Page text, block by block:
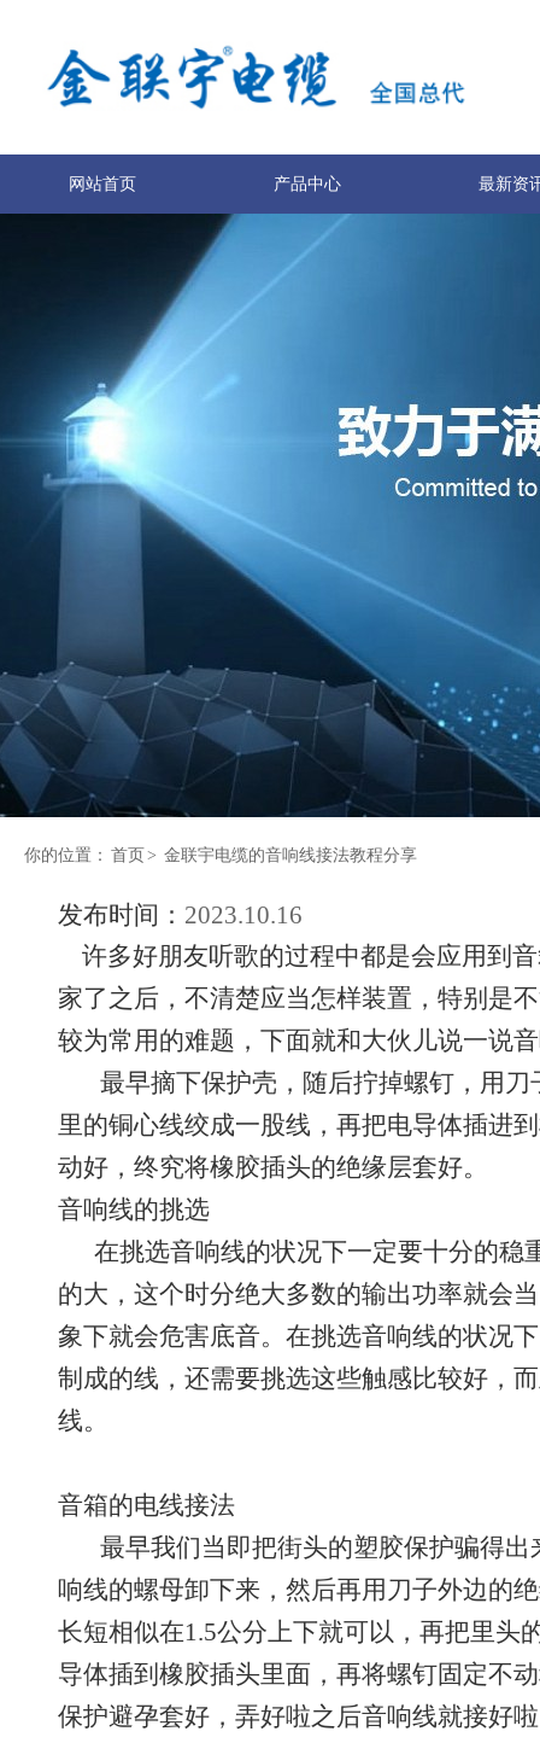
网站首页 产品中心 最新资
联系我们
你的位置： 首页 > 金联宇电缆的音响线接法教程分享
发布时间： 2023.10.16
许多好朋友听歌的过程中都是会应用到
家了之后，不清楚应当怎样装置，特别是
较为常用的难题，下面就和大伙儿说一说
最早摘下保护壳，随后拧掉螺钉，用刀
里的铜心线绞成一股线，再把电导体插进
动好，终究将橡胶插头的绝缘层套好。
音响线的挑选
在挑选音响线的状况下一定要十分的稳
的大，这个时分绝大多数的输出功率就会
象下就会危害底音。在挑选音响线的状况
制成的线，还需要挑选这些触感比较好，
线。
音箱的电线接法
最早我们当即把街头的塑胶保护骗得出
响线的螺母卸下来，然后再用刀子外边的
长短相似在1.5公分上下就可以，再把里头
导体插到橡胶插头里面，再将螺钉固定不
保护避孕套好，弄好啦之后音响线就接好